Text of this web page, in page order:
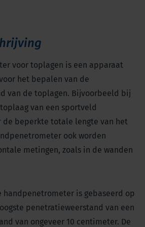
verwisselbare veren
voor toplagen is een apparaat
het bepalen van de
van de toplagen. Bijvoorbeeld bij
van een sportveld
de beperkte totale lengte van het
ook worden
metingen, zoals in de wanden
handpenetrometer is gebaseerd op
penetratieweerstand van een
van ongeveer 10 centimeter. De